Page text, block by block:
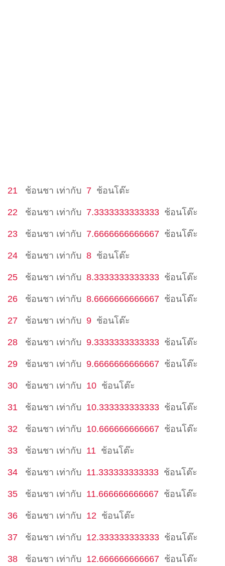
21 ช้อนชา เท่ากับ 7 ช้อนโต๊ะ
22 ช้อนชา เท่ากับ 7.3333333333333 ช้อนโต๊ะ
23 ช้อนชา เท่ากับ 7.6666666666667 ช้อนโต๊ะ
24 ช้อนชา เท่ากับ 8 ช้อนโต๊ะ
25 ช้อนชา เท่ากับ 8.3333333333333 ช้อนโต๊ะ
26 ช้อนชา เท่ากับ 8.6666666666667 ช้อนโต๊ะ
27 ช้อนชา เท่ากับ 9 ช้อนโต๊ะ
28 ช้อนชา เท่ากับ 9.3333333333333 ช้อนโต๊ะ
29 ช้อนชา เท่ากับ 9.6666666666667 ช้อนโต๊ะ
30 ช้อนชา เท่ากับ 10 ช้อนโต๊ะ
31 ช้อนชา เท่ากับ 10.333333333333 ช้อนโต๊ะ
32 ช้อนชา เท่ากับ 10.666666666667 ช้อนโต๊ะ
33 ช้อนชา เท่ากับ 11 ช้อนโต๊ะ
34 ช้อนชา เท่ากับ 11.333333333333 ช้อนโต๊ะ
35 ช้อนชา เท่ากับ 11.666666666667 ช้อนโต๊ะ
36 ช้อนชา เท่ากับ 12 ช้อนโต๊ะ
37 ช้อนชา เท่ากับ 12.333333333333 ช้อนโต๊ะ
38 ช้อนชา เท่ากับ 12.666666666667 ช้อนโต๊ะ